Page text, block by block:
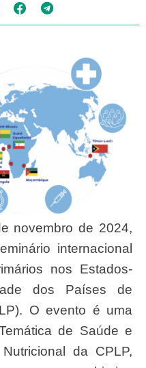
novembro de 2024,
internacional
nos Estados-
dos Países de
O evento é uma
de Saúde e
da CPLP,